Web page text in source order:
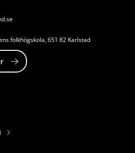
folkhögskola, 651 82 Karlstad